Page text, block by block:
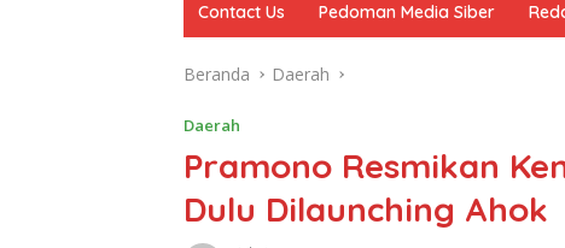
Contact Us Pedoman Media Siber
Beranda Daerah
Daerah
Pramono Resmikan
Dulu Dilaunching Ahok